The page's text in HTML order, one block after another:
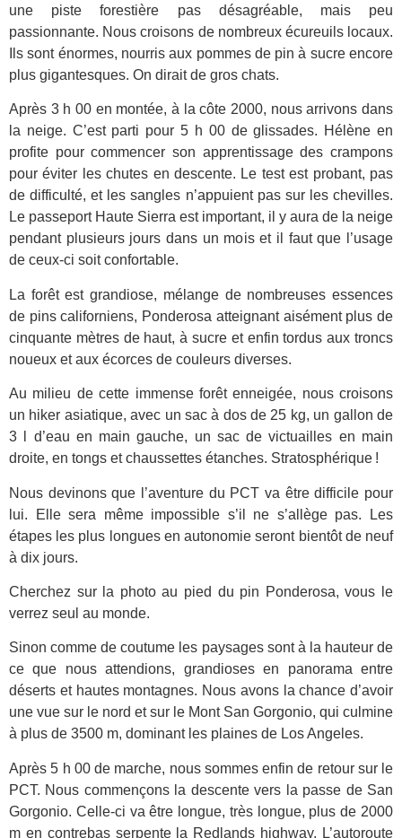
une piste forestière pas désagréable, mais peu
passionnante. Nous croisons de nombreux écureuils locaux.
Ils sont énormes, nourris aux pommes de pin à sucre encore
plus gigantesques. On dirait de gros chats.
Après 3 h 00 en montée, à la côte 2000, nous arrivons dans
la neige. C’est parti pour 5 h 00 de glissades. Hélène en
profite pour commencer son apprentissage des crampons
pour éviter les chutes en descente. Le test est probant, pas
de difficulté, et les sangles n’appuient pas sur les chevilles.
Le passeport Haute Sierra est important, il y aura de la neige
pendant plusieurs jours dans un mois et il faut que l’usage
de ceux-ci soit confortable.
La forêt est grandiose, mélange de nombreuses essences
de pins californiens, Ponderosa atteignant aisément plus de
cinquante mètres de haut, à sucre et enfin tordus aux troncs
noueux et aux écorces de couleurs diverses.
Au milieu de cette immense forêt enneigée, nous croisons
un hiker asiatique, avec un sac à dos de 25 kg, un gallon de
3 l d’eau en main gauche, un sac de victuailles en main
droite, en tongs et chaussettes étanches. Stratosphérique !
Nous devinons que l’aventure du PCT va être difficile pour
lui. Elle sera même impossible s’il ne s’allège pas. Les
étapes les plus longues en autonomie seront bientôt de neuf
à dix jours.
Cherchez sur la photo au pied du pin Ponderosa, vous le
verrez seul au monde.
Sinon comme de coutume les paysages sont à la hauteur de
ce que nous attendions, grandioses en panorama entre
déserts et hautes montagnes. Nous avons la chance d’avoir
une vue sur le nord et sur le Mont San Gorgonio, qui culmine
à plus de 3500 m, dominant les plaines de Los Angeles.
Après 5 h 00 de marche, nous sommes enfin de retour sur le
PCT. Nous commençons la descente vers la passe de San
Gorgonio. Celle-ci va être longue, très longue, plus de 2000
m en contrebas serpente la Redlands highway. L’autoroute